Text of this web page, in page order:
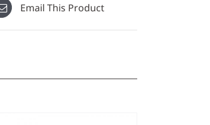
Email This Product